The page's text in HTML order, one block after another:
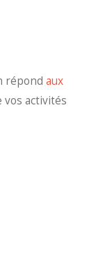
répond aux
vos activités